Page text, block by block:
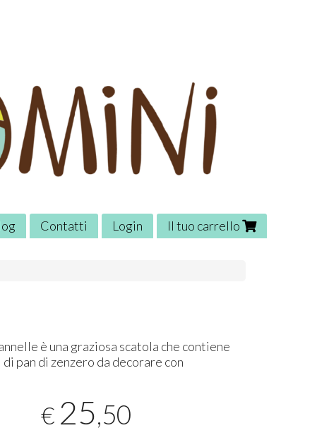
Contatti Login Il tuo carrello
è una graziosa scatola che contiene
pan di zenzero da decorare con
€ 25,50